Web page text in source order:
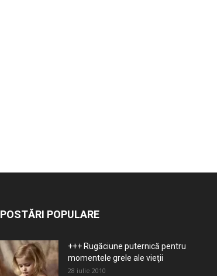
POSTĂRI POPULARE
+++ Rugăciune puternică pentru
momentele grele ale vieţii
28 iulie 2010